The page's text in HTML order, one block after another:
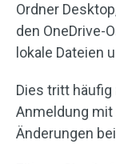
Ordner
den OneDrive-
lokale Dateien
Dies tritt häufig
Anmeldung
Änderungen bei